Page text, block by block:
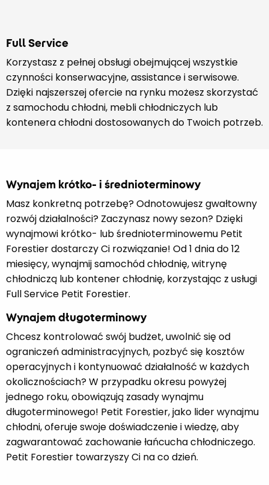
Full Service
Korzystasz z pełnej obsługi obejmującej wszystkie
czynności konserwacyjne, assistance i serwisowe.
Dzięki najszerszej ofercie na rynku możesz skorzystać
z samochodu chłodni, mebli chłodniczych lub
kontenera chłodni dostosowanych do Twoich potrzeb.
Wynajem krótko- i średnioterminowy
Masz konkretną potrzebę? Odnotowujesz gwałtowny
rozwój działalności? Zaczynasz nowy sezon? Dzięki
wynajmowi krótko- lub średnioterminowemu Petit
Forestier dostarczy Ci rozwiązanie! Od 1 dnia do 12
miesięcy, wynajmij samochód chłodnię, witrynę
chłodniczą lub kontener chłodnię, korzystając z usługi
Full Service Petit Forestier.
Wynajem długoterminowy
Chcesz kontrolować swój budżet, uwolnić się od
ograniczeń administracyjnych, pozbyć się kosztów
operacyjnych i kontynuować działalność w każdych
okolicznościach? W przypadku okresu powyżej
jednego roku, obowiązują zasady wynajmu
długoterminowego! Petit Forestier, jako lider wynajmu
chłodni, oferuje swoje doświadczenie i wiedzę, aby
zagwarantować zachowanie łańcucha chłodniczego.
Petit Forestier towarzyszy Ci na co dzień.